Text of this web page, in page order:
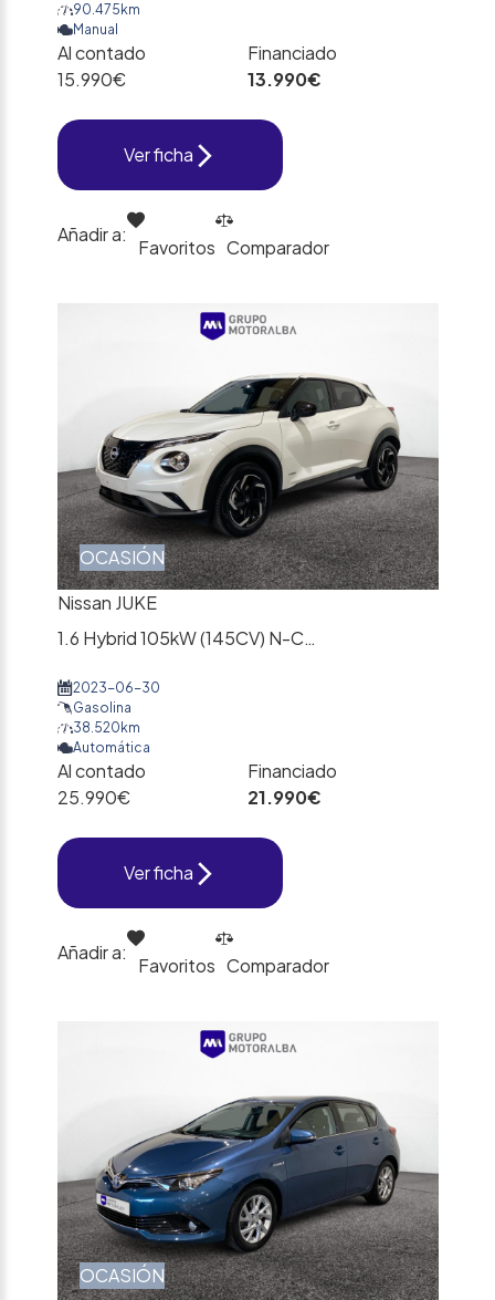
90.475km
Manual
Al contado
15.990€
Financiado
13.990€
Ver ficha
Añadir a:
Favoritos Comparador
OCASIÓN
Nissan JUKE
1.6 Hybrid 105kW (145CV) N-Connecta
2023-06-30
Gasolina
38.520km
Automática
Al contado
25.990€
Financiado
21.990€
Ver ficha
Añadir a:
Favoritos Comparador
OCASIÓN